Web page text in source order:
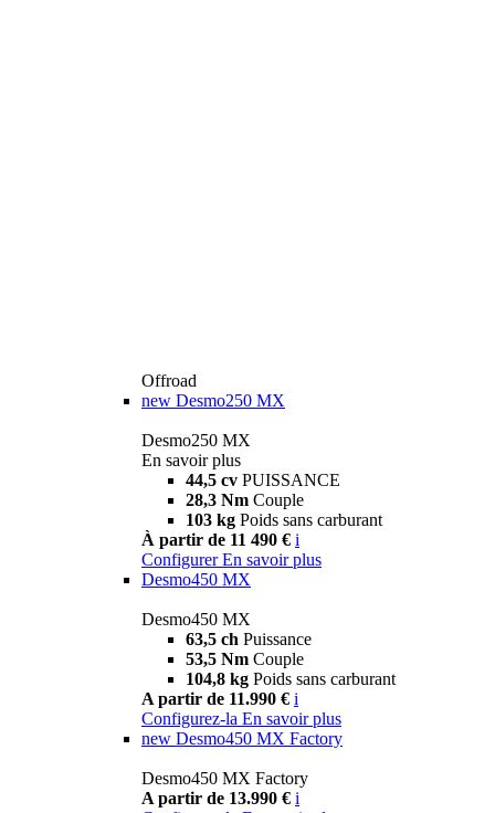
Offroad
new Desmo250 MX
Desmo250 MX
En savoir plus
44,5 cv PUISSANCE
28,3 Nm Couple
103 kg Poids sans carburant
À partir de 11 490 € i
Configurer En savoir plus
Desmo450 MX
Desmo450 MX
63,5 ch Puissance
53,5 Nm Couple
104,8 kg Poids sans carburant
A partir de 11.990 € i
Configurez-la En savoir plus
new Desmo450 MX Factory
Desmo450 MX Factory
A partir de 13.990 € i